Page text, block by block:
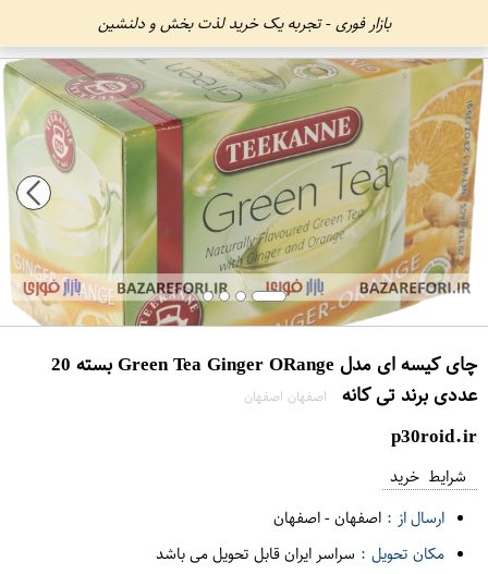
بازار فوری - تجربه یک خرید لذت بخش و دلنشین
چای کیسه‌ ای مدل Green Tea Ginger O​Range بسته 20
عددی برند تی کانه
اصفهان اصفهان
p30roid.ir
شرایط خرید
ارسال از : اصفهان-اصفهان
مکان تحویل : سراسر ایران قابل تحویل می باشد